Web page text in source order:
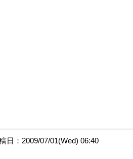
日：2009/07/01(Wed) 06:40